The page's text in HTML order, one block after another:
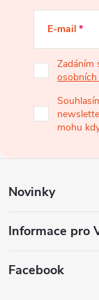
í
E-mail
Zadáním
osobních
mohu
Novinky
Informace pro
Facebook